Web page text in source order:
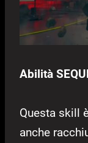
Abilità
Questa skill
anche